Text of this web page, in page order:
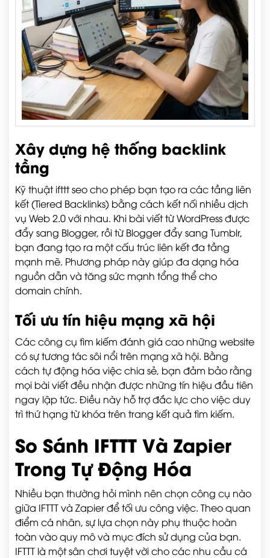
Xây dựng hệ thống backlink
tầng
Kỹ thuật ifttt seo cho phép bạn tạo ra các tầng liên
kết (Tiered Backlinks) bằng cách kết nối nhiều dịch
vụ Web 2.0 với nhau. Khi bài viết từ WordPress được
đẩy sang Blogger, rồi từ Blogger đẩy sang Tumblr,
bạn đang tạo ra một cấu trúc liên kết đa tầng
mạnh mẽ. Phương pháp này giúp đa dạng hóa
nguồn dẫn và tăng sức mạnh tổng thể cho
domain chính.
Tối ưu tín hiệu mạng xã hội
Các công cụ tìm kiếm đánh giá cao những website
có sự tương tác sôi nổi trên mạng xã hội. Bằng
cách tự động hóa việc chia sẻ, bạn đảm bảo rằng
mọi bài viết đều nhận được những tín hiệu đầu tiên
ngay lập tức. Điều này hỗ trợ đắc lực cho việc duy
trì thứ hạng từ khóa trên trang kết quả tìm kiếm.
So Sánh IFTTT Và Zapier
Trong Tự Động Hóa
Nhiều bạn thường hỏi mình nên chọn công cụ nào
giữa IFTTT và Zapier để tối ưu công việc. Theo quan
điểm cá nhân, sự lựa chọn này phụ thuộc hoàn
toàn vào quy mô và mục đích sử dụng của bạn.
IFTTT là một sân chơi tuyệt vời cho các nhu cầu cá